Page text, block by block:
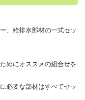
、給排水部材の一式セッ
めにオススメの組合せを
必要な部材はすべてセッ